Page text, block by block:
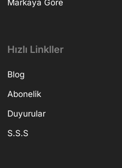
Markaya Göre
Hızlı Linkller
Blog
Abonelik
Duyurular
S.S.S